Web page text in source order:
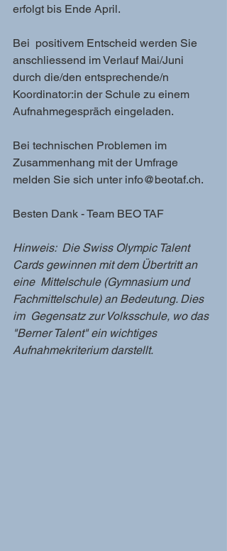
erfolgt bis Ende April.
Bei  positivem Entscheid werden Sie
anschliessend im Verlauf Mai/Juni
durch die/den entsprechende/n
Koordinator:in der Schule zu einem
Aufnahmegespräch eingeladen.
Bei technischen Problemen im
Zusammenhang mit der Umfrage
melden Sie sich unter info@beotaf.ch.
Besten Dank - Team BEO TAF
Hinweis:  Die Swiss Olympic Talent
Cards gewinnen mit dem Übertritt an
eine  Mittelschule (Gymnasium und
Fachmittelschule) an Bedeutung. Dies
im  Gegensatz zur Volksschule, wo das
"Berner Talent" ein wichtiges
Aufnahmekriterium darstellt.